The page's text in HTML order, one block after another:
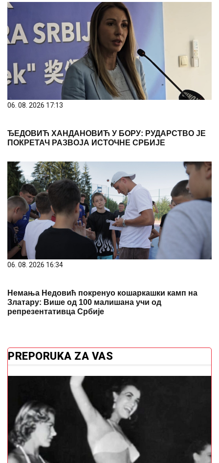
06. 08. 2026 16:34
Златару: Више од 100 малишана учи од
репрезентативца Србије
PREPORUKA ZA VAS
(VIDEO) OVAKO JE IZGLEDALA PRVA MIS SVIJETA
u krvi otkrivaju o vašem zdravlju
Malo ko zna ovaj trik: Lak sa noktiju
možete skinuti i bez acetona